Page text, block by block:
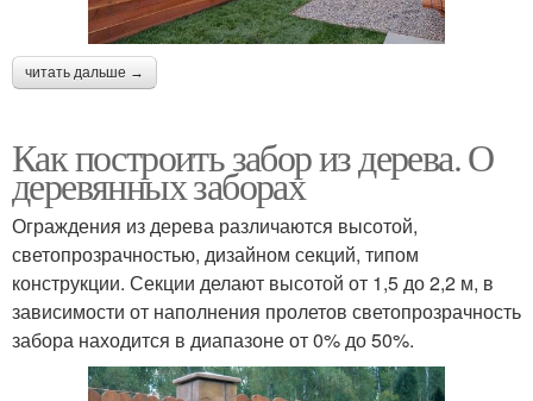
читать дальше →
Как построить забор из дерева. О
деревянных заборах
Ограждения из дерева различаются высотой,
светопрозрачностью, дизайном секций, типом
конструкции. Секции делают высотой от 1,5 до 2,2 м, в
зависимости от наполнения пролетов светопрозрачность
забора находится в диапазоне от 0% до 50%.